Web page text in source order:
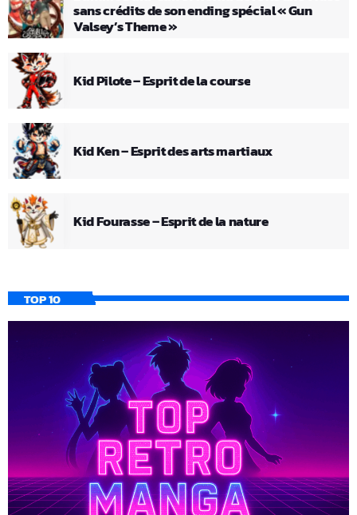
sans crédits de son ending spécial « Gun
Valsey’s Theme »
Kid Pilote – Esprit de la course
Kid Ken – Esprit des arts martiaux
Kid Fourasse – Esprit de la nature
TOP 10